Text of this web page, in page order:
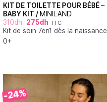
KIT DE TOILETTE POUR BÉBÉ –
BABY KIT / MINILAND
310dh 275dh TTC
Kit de soin 7en1 dès la naissance
0+
-24%